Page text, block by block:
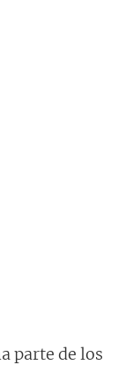
parte de los